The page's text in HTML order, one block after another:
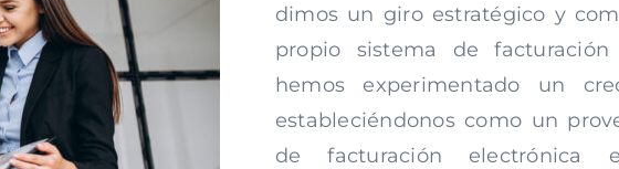
dimos un giro estratégico y
propio sistema de facturación
hemos experimentado un
estableciéndonos como un
de facturación electrónica